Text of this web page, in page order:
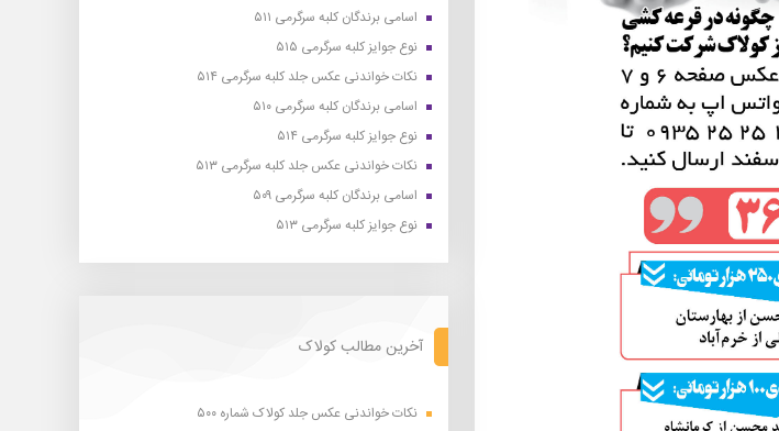
اسامی برندگان کلبه سرگرمی ۵۱۱
نوع جوایز کلبه سرگرمی ۵۱۵
نکات خواندنی عکس جلد کلبه سرگرمی ۵۱۴
اسامی برندگان کلبه سرگرمی ۵۱۰
نوع جوایز کلبه سرگرمی ۵۱۴
نکات خواندنی عکس جلد کلبه سرگرمی ۵۱۳
اسامی برندگان کلبه سرگرمی ۵۰۹
نوع جوایز کلبه سرگرمی ۵۱۳
آخرین مطالب کولاک
نکات خواندنی عکس جلد کولاک شماره ۵۰۰